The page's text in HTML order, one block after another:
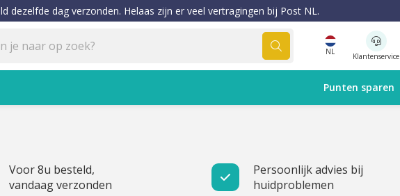
dezelfde dag verzonden. Helaas zijn er veel vertragingen bij Post NL.
NL Klantenservice
Punten sparen
Voor 8u besteld,
vandaag verzonden
Persoonlijk advies bij
huidproblemen